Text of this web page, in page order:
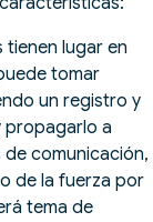
tienen lugar en
tomar
un registro y
propagarlo a
comunicación,
de la fuerza por
tema de